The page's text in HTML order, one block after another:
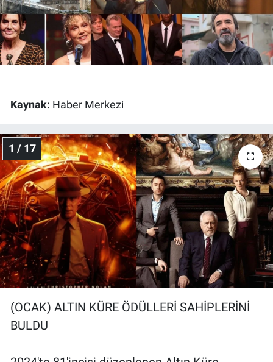
Kaynak: Haber Merkezi
1 / 17
(OCAK) ALTIN KÜRE ÖDÜLLERİ SAHİPLERİNİ
BULDU
Gün Başlıyor
Gün Bitiyor
Günün görüntüsü
Haber
İlan
Kimdir
Koronavirüs
Kültür Sanat